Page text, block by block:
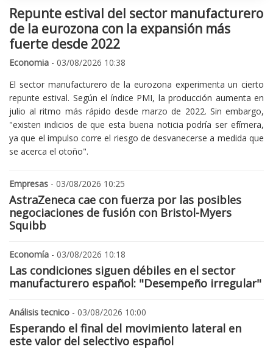
Repunte estival del sector manufacturero
de la eurozona con la expansión más
fuerte desde 2022
Economia - 03/08/2026 10:38
El sector manufacturero de la eurozona experimenta un cierto
repunte estival. Según el índice PMI, la producción aumenta en
julio al ritmo más rápido desde marzo de 2022. Sin embargo,
"existen indicios de que esta buena noticia podría ser efímera,
ya que el impulso corre el riesgo de desvanecerse a medida que
se acerca el otoño".
Empresas - 03/08/2026 10:25
AstraZeneca cae con fuerza por las posibles
negociaciones de fusión con Bristol-Myers
Squibb
Economía - 03/08/2026 10:18
Las condiciones siguen débiles en el sector
manufacturero español: "Desempeño irregular"
Análisis tecnico - 03/08/2026 10:00
Esperando el final del movimiento lateral en
este valor del selectivo español